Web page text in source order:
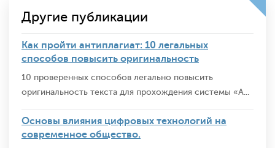
Другие публикации
Как пройти антиплагиат: 10 легальных
способов повысить оригинальность
10 проверенных способов легально повысить
оригинальность текста для прохождения системы «А...
Основы влияния цифровых технологий на
современное общество.